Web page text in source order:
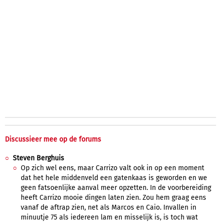
Discussieer mee op de forums
Steven Berghuis
Op zich wel eens, maar Carrizo valt ook in op een moment
dat het hele middenveld een gatenkaas is geworden en we
geen fatsoenlijke aanval meer opzetten. In de voorbereiding
heeft Carrizo mooie dingen laten zien. Zou hem graag eens
vanaf de aftrap zien, net als Marcos en Caio. Invallen in
minuutje 75 als iedereen lam en misselijk is, is toch wat